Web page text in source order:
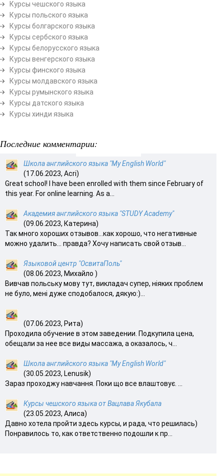
Курсы чешского языка
Курсы польского языка
Курсы болгарского языка
Курсы сербского языка
Курсы белорусского языка
Курсы венгерского языка
Курсы финского языка
Курсы молдавского языка
Курсы румынского языка
Курсы датского языка
Курсы хинди языка
Последние комментарии:
Школа английского языка "My English World"
(17.06.2023, Acri)
Great school! I have been enrolled with them since February of
this year. For online learning. As a...
Академия английского языка "STUDY Academy"
(09.06.2023, Катерина)
Так много хороших отзывов…как хорошо, что негативные
можно удалить… правда? Хочу написать свой отзыв...
Языковой центр "ОсвитаПоль"
(08.06.2023, Михайло )
Вивчав польську мову тут, викладач супер, ніяких проблем
не було, мені дуже сподобалося, дякую:)...
(07.06.2023, Рита)
Проходила обучение в этом заведении. Подкупила цена,
обещали за нее все виды массажа, а оказалось, ч...
Школа английского языка "My English World"
(30.05.2023, Lenusik)
Зараз проходжу навчання. Поки що все влаштовує. ...
Курсы чешского языка от Вацлава Якубала
(23.05.2023, Алиса)
Давно хотела пройти здесь курсы, и рада, что решилась)
Понравилось то, как ответственно подошли к пр...